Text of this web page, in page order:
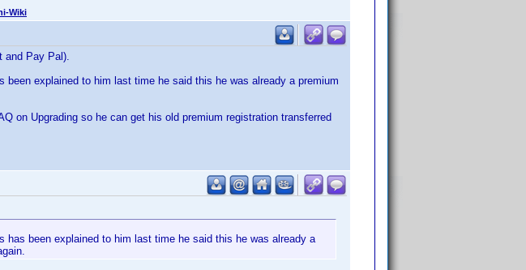
Wiki
and Pay Pal).
explained to him last time he said this he was already a premium
on Upgrading so he can get his old premium registration transferred
been explained to him last time he said this he was already a